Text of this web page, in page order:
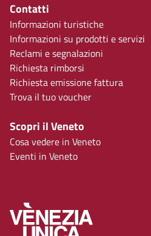
Contatti
Informazioni turistiche
Informazioni su prodotti e servizi
Reclami e segnalazioni
Richiesta rimborsi
Richiesta emissione fattura
Trova il tuo voucher
Scopri il Veneto
Cosa vedere in Veneto
Eventi in Veneto